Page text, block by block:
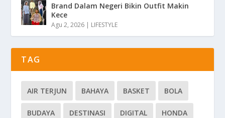
Brand Dalam Negeri Bikin Outfit Makin
Kece
Agu 2, 2026 | LIFESTYLE
TAG
AIR TERJUN BAHAYA BASKET BOLA
BUDAYA DESTINASI DIGITAL HONDA